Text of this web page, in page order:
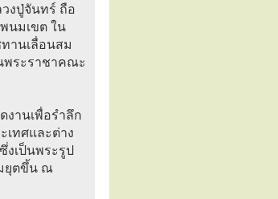
งปู่จันทร์ ถือ
นมเขต ใน
านเลื่อนสม
พระราชาคณะ
านเพื่อรำลึก
เทศและต่าง
เป็นพระรูป
ยุตขึ้น ณ